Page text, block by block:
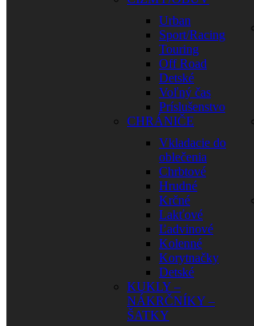
Urban
Sport/Racing
Touring
Off Road
Detské
Voľný čas
Príslušenstvo
CHRÁNIČE
Vkladacie do
oblečenia
Chrbtové
Hrudné
Krčné
Lakťové
Ľadvinové
Kolenné
Korytnačky
Detské
KUKLY –
NÁKRČNÍKY –
ŠATKY